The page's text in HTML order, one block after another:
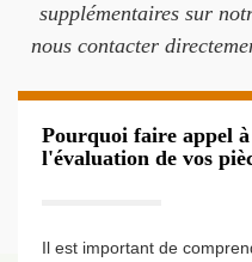
supplémentaires sur
nous contacter
Pourquoi faire appel
l'évaluation de vos
Il est important de